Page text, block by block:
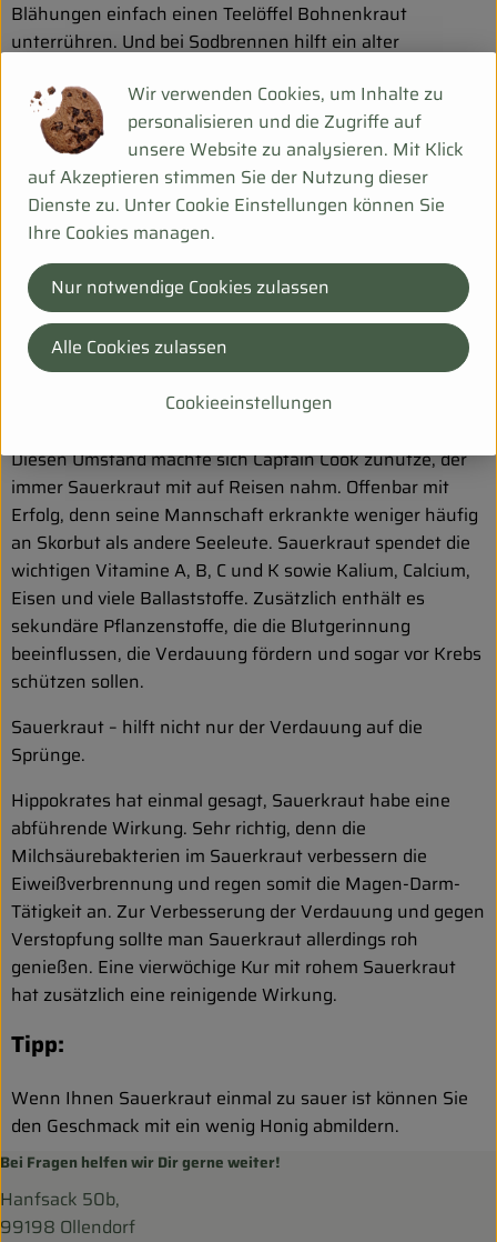
Blähungen einfach einen Teelöffel Bohnenkraut
unterrühren. Und bei Sodbrennen hilft ein alter
essen, damit die Säure des Sauerkrauts gebunden wird.
Was ist drin?
Sauerkraut – eine Vitaminbombe
Schon die Griechen und die Römer wussten das
wohlschmeckende Kraut und seine heilende Wirkung zu
schätzen. Sauerkraut galt früher als das gesündeste
Gemüse, und man lebte nach dem Sprichwort: Der beste
Krautesser wird am ältesten. Heute wissen wir, dass 400
Diesen Umstand machte sich Captain Cook zunutze, der
immer Sauerkraut mit auf Reisen nahm. Offenbar mit
Erfolg, denn seine Mannschaft erkrankte weniger häufig
an Skorbut als andere Seeleute. Sauerkraut spendet die
wichtigen Vitamine A, B, C und K sowie Kalium, Calcium,
Eisen und viele Ballaststoffe. Zusätzlich enthält es
sekundäre Pflanzenstoffe, die die Blutgerinnung
beeinflussen, die Verdauung fördern und sogar vor Krebs
schützen sollen.
Sauerkraut – hilft nicht nur der Verdauung auf die
Sprünge.
Hippokrates hat einmal gesagt, Sauerkraut habe eine
abführende Wirkung. Sehr richtig, denn die
Milchsäurebakterien im Sauerkraut verbessern die
Eiweißverbrennung und regen somit die Magen-Darm-
Tätigkeit an. Zur Verbesserung der Verdauung und gegen
Verstopfung sollte man Sauerkraut allerdings roh
genießen. Eine vierwöchige Kur mit rohem Sauerkraut
hat zusätzlich eine reinigende Wirkung.
Tipp:
Wenn Ihnen Sauerkraut einmal zu sauer ist können Sie
den Geschmack mit ein wenig Honig abmildern.
Bei Fragen helfen wir Dir gerne weiter!
Hanfsack 50b,
99198 Ollendorf
Wir verwenden Cookies, um Inhalte zu
personalisieren und die Zugriffe auf
unsere Website zu analysieren. Mit Klick
auf Akzeptieren stimmen Sie der Nutzung dieser
Dienste zu. Unter Cookie Einstellungen können Sie
Ihre Cookies managen.
Cookieeinstellungen
Nur notwendige Cookies zulassen
Alle Cookies zulassen